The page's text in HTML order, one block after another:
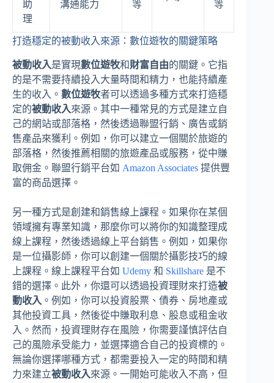
助
理
溝通能力 等 等
打造穩定的被動收入來源：數位遊牧的關鍵策略
被動收入是實現數位遊牧和財富自由的關鍵。它指
的是不需要持續投入大量時間和精力，也能持續產
生的收入。 數位遊牧者可以透過多種方式來打造穩
定的被動收入來源。其中一種常見的方式是建立自
己的網站或部落格，然後透過聯盟行銷、廣告或銷
售產品來獲利。例如，你可以建立一個關於旅遊的
部落格，然後推薦相關的旅遊產品或服務，從中賺
取佣金。聯盟行銷平台如 Amazon Associates 提供豐
富的商品選擇。
另一種方式是創建和銷售線上課程。如果你在某個
領域擁有專業知識，那麼你可以將你的知識整理成
線上課程，然後透過線上平台銷售。例如，如果你
是一位攝影師，你可以創建一個關於攝影技巧的線
上課程。線上課程平台如 Udemy 和 Skillshare 是不
錯的選擇。此外，你還可以透過投資理財來打造被
動收入 。例如，你可以投資股票、債券、房地產或
其他投資工具，然後從中賺取利息、股息或租金收
入。然而，投資理財存在風險，你需要謹慎評估自
己的風險承受能力，並選擇適合自己的投資標的。
無論你選擇哪種方式，都需要投入一定的時間和精
力來建立被動收入來源。一開始可能收入不高，但